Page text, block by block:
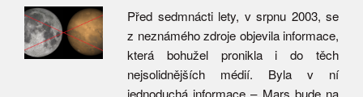
Před sedmnácti lety, v srpnu 2003, se
z neznámého zdroje objevila informace,
která bohužel pronikla i do těch
nejsolidnějších médií. Byla v ní
jednoduchá informace – Mars bude na